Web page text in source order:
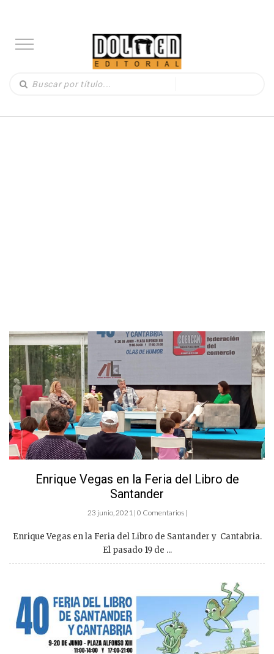
Enrique Vegas en la Feria del Libro de
Santander
23 junio, 2021 | 0 Comentarios |
Enrique Vegas en la Feria del Libro de Santander y Cantabria.
El pasado 19 de ...